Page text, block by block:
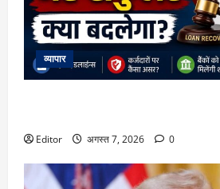
व्यापार
Editor अगस्त 7, 2026 0